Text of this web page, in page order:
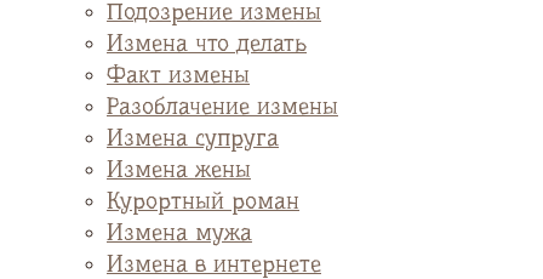
Подозрение измены
Измена что делать
Факт измены
Разоблачение измены
Измена супруга
Измена жены
Курортный роман
Измена мужа
Измена в интернете